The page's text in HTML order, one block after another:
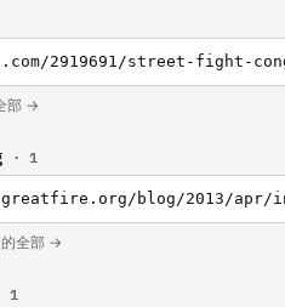
部 →
· 1
blog/2013/apr/
全部 →
1